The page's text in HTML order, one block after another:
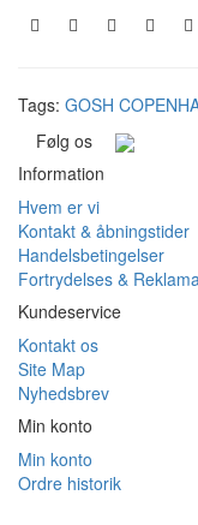
Tags: GOSH
Følg os
Information
Hvem er vi
Kontakt & åbningstider
Handelsbetingelser
Fortrydelses &
Kundeservice
Kontakt os
Site Map
Nyhedsbrev
Min konto
Min konto
Ordre historik